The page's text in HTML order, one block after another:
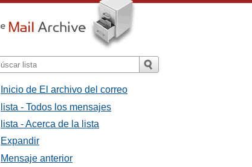
Inicio de El archivo del correo
lista - Todos los mensajes
lista - Acerca de la lista
Expandir
Mensaje anterior